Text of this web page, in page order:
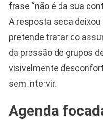
frase “não é da sua
A resposta seca
pretende tratar do
da pressão de grupos
visivelmente
sem intervir.
Agenda